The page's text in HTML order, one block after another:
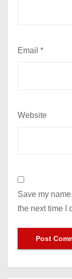
Email *
Website
Save my
the next time I